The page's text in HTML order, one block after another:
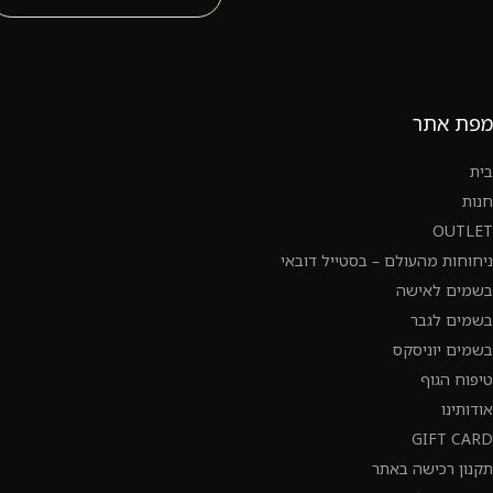
מפת אתר
בית
חנות
OUTLET
ניחוחות מהעולם – בסטייל דובאי
בשמים לאישה
בשמים לגבר
בשמים יוניסקס
טיפוח הגוף
אודותינו
GIFT CARD
תקנון רכישה באתר